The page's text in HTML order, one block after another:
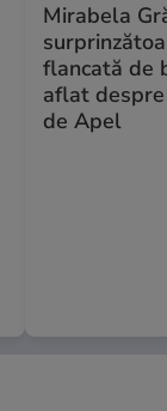
Mirabela
flancată de
aflat
de Apel